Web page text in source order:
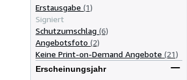
Erstausgabe (1)
Signiert
Schutzumschlag (6)
Angebotsfoto (2)
Keine Print-on-Demand Angebote (21)
Erscheinungsjahr